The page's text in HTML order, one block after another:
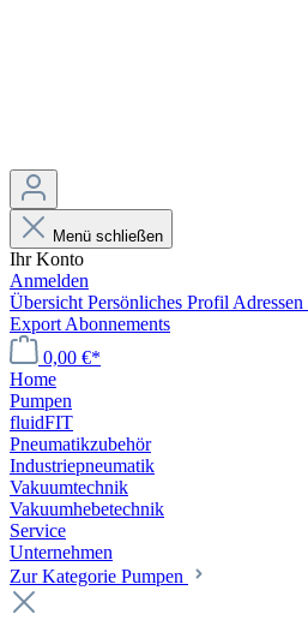
Menü schließen
Ihr Konto
Anmelden
Übersicht Persönliches Profil Adressen
Export Abonnements
0,00 €*
Home
Pumpen
fluidFIT
Pneumatikzubehör
Industriepneumatik
Vakuumtechnik
Vakuumhebetechnik
Service
Unternehmen
Zur Kategorie Pumpen